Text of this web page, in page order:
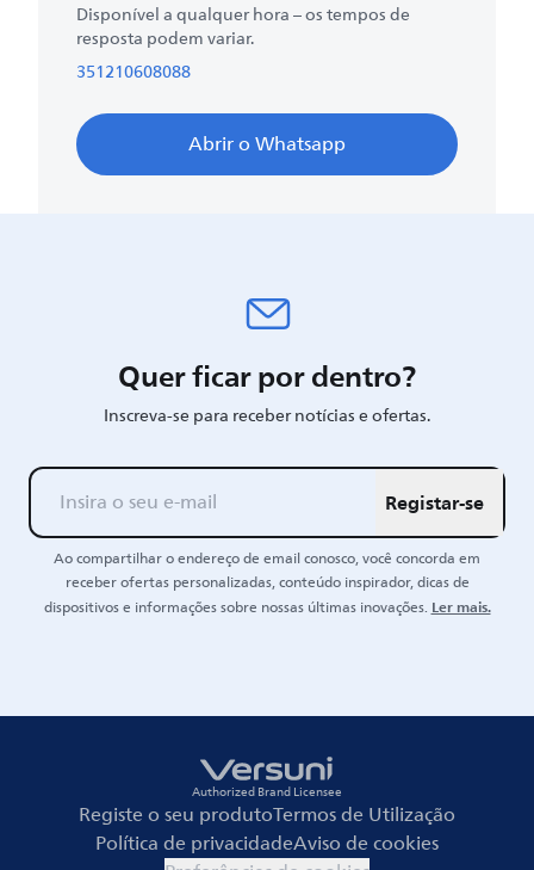
Disponível a qualquer hora – os tempos de
resposta podem variar.
351210608088
Abrir o Whatsapp
Quer ficar por dentro?
Inscreva-se para receber notícias e ofertas.
Registar-se
Ao compartilhar o endereço de email conosco, você concorda em
receber ofertas personalizadas, conteúdo inspirador, dicas de
dispositivos e informações sobre nossas últimas inovações.Ler mais.
Authorized Brand Licensee
Registe o seu produtoTermos de Utilização
Política de privacidadeAviso de cookies